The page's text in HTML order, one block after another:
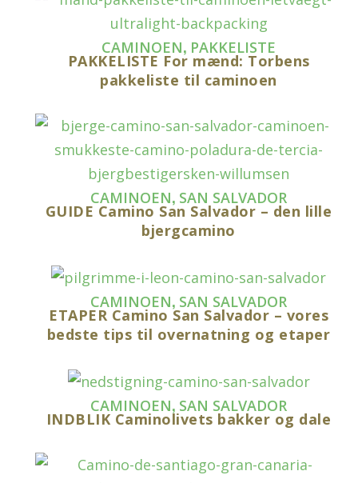
CAMINOEN, PAKKELISTE
PAKKELISTE For mænd: Torbens
pakkeliste til caminoen
CAMINOEN, SAN SALVADOR
GUIDE Camino San Salvador – den lille
bjergcamino
CAMINOEN, SAN SALVADOR
ETAPER Camino San Salvador – vores
bedste tips til overnatning og etaper
CAMINOEN, SAN SALVADOR
INDBLIK Caminolivets bakker og dale